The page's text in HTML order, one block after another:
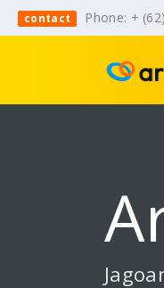
contact Phone: +